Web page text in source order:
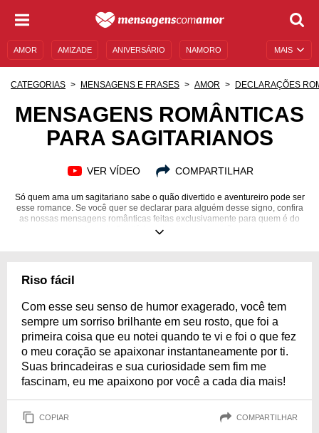
MAIS
AMOR AMIZADE ANIVERSÁRIO NAMORO
DESCULPAS
MENSAGENS E FRASES MENSAGENS DE ANIVERSÁRIO
CATEGORIAS MENSAGENS E FRASES AMOR DECLARAÇÕES
MENSAGENS ROMÂNTICAS
PARA SAGITARIANOS
VER VÍDEO COMPARTILHAR
Só quem ama um sagitariano sabe o quão divertido e aventureiro pode ser
esse romance. Se você quer se declarar para alguém desse signo, confira
as nossas mensagens românticas feitas exclusivamente para quem é do
signo de Sagitário e derreta seu coração.
Riso fácil
Com esse seu senso de humor exagerado, você tem
sempre um sorriso brilhante em seu rosto, que foi a
primeira coisa que eu notei quando te vi e foi o que fez
o meu coração se apaixonar instantaneamente por ti.
Suas brincadeiras e sua curiosidade sem fim me
fascinam, eu me apaixono por você a cada dia mais!
COPIAR COMPARTILHAR